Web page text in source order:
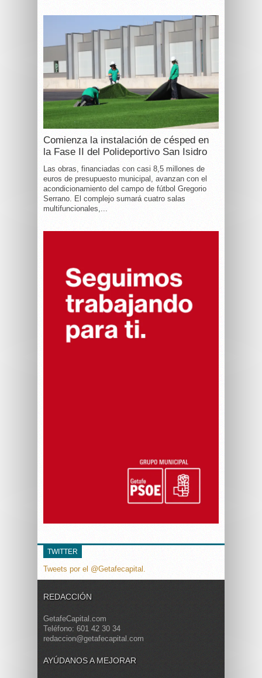
Comienza la instalación de césped en
la Fase II del Polideportivo San Isidro
Las obras, financiadas con casi 8,5 millones de
euros de presupuesto municipal, avanzan con el
acondicionamiento del campo de fútbol Gregorio
Serrano. El complejo sumará cuatro salas
multifuncionales,...
TWITTER
Tweets por el @Getafecapital.
REDACCIÓN
GetafeCapital.com
Teléfono: 601 42 30 34
redaccion@getafecapital.com
AYÚDANOS A MEJORAR